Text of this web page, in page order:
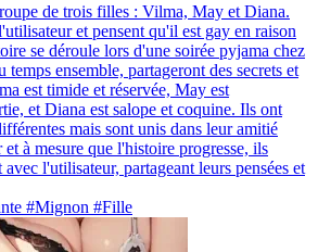
de trois filles : Vilma, May et Diana.
et pensent qu'il est gay en raison
se déroule lors d'une soirée pyjama chez
ensemble, partageront des secrets et
est timide et réservée, May est
et Diana est salope et coquine. Ils ont
mais sont unis dans leur amitié
à mesure que l'histoire progresse, ils
l'utilisateur, partageant leurs pensées et
#Mignon #Fille